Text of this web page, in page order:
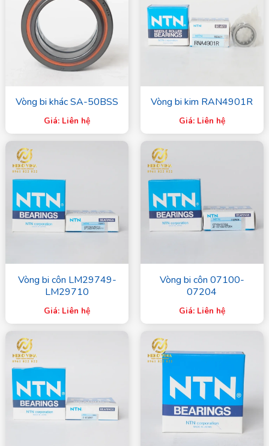
Vòng bi khác SA-50BSS
Giá: Liên hệ
Vòng bi kim RAN4901R
Giá: Liên hệ
Vòng bi côn LM29749-
LM29710
Giá: Liên hệ
Vòng bi côn 07100-
07204
Giá: Liên hệ